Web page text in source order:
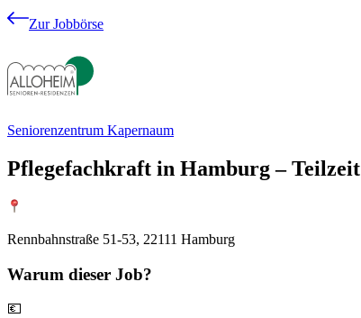
Zur Jobbörse
Seniorenzentrum Kapernaum
Pflegefachkraft in Hamburg – Teilzeit
Rennbahnstraße 51-53, 22111 Hamburg
Warum dieser Job?
💶